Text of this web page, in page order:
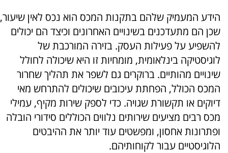
הידע המעמיק שלהם בתקנות המכס הוא נכס לאין שיעור,
שכן הם מתעדכנים בשינויים האחרונים וכיצד הם יכולים
להשפיע על פעילות העסק. בזירה המורכבת של
לוגיסטיקה בינלאומית, מומחיות זו היא שיכולה לחולל
שינויים מהותיים. ברוקרים גם לשפר את תהליך שחרור
המכס הכולל, הפחתת עיכובים שיכולים להתרחש מאי
דיוקים או תקשורת שגויה. כדי לספק שירות מקיף, עמילי
מכס רבים מציעים שירותים נלווים הכוללים סידורי הובלה
ופתרונות אחסון, ומפשטים עוד יותר את ההיבטים
הלוגיסטיים עבור לקוחותיהם.